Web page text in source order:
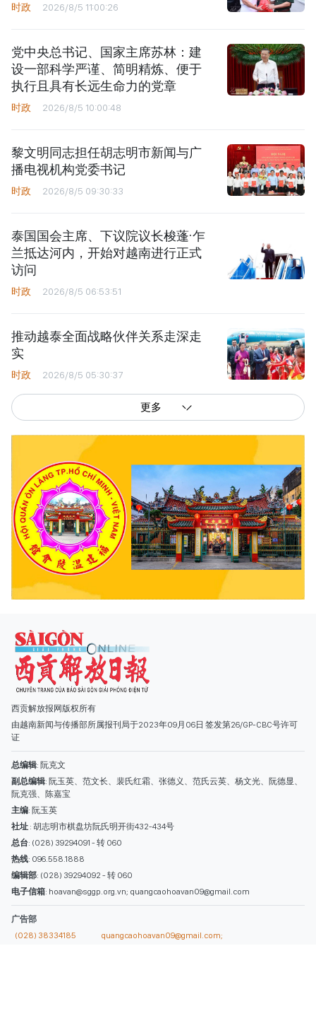
时政 2026/8/5 11:00:26
党中央总书记、国家主席苏林：建
设一部科学严谨、简明精炼、便于
执行且具有长远生命力的党章
时政 2026/8/5 10:00:48
黎文明同志担任胡志明市新闻与广
播电视机构党委书记
时政 2026/8/5 09:30:33
泰国国会主席、下议院议长梭蓬·乍
兰抵达河内，开始对越南进行正式
访问
时政 2026/8/5 06:53:51
推动越泰全面战略伙伴关系走深走
实
时政 2026/8/5 05:30:37
更多
西贡解放报网版权所有
由越南新闻与传播部所属报刊局于2023年09月06日 签发第26/GP-CBC号许可
证
副总编辑: 阮玉英、范文长、裴氏红霜、张德义、范氏云英、杨文光、阮德显、
阮克强、陈嘉宝
主编: 阮玉英
社址: 胡志明市棋盘坊阮氏明开街432-434号
总台: (028) 39294091 - 转 060
热线: 096.558.1888
编辑部: (028) 39294092 - 转 060
电子信箱
广告部
(028) 38334185
quangcaohoavan09@gmail.com;
类别